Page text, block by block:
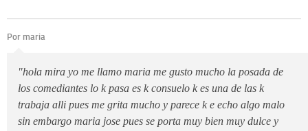
Por maria
"hola mira yo me llamo maria me gusto mucho la posada de
los comediantes lo k pasa es k consuelo k es una de las k
trabaja alli pues me grita mucho y parece k e echo algo malo
sin embargo maria jose pues se porta muy bien muy dulce y